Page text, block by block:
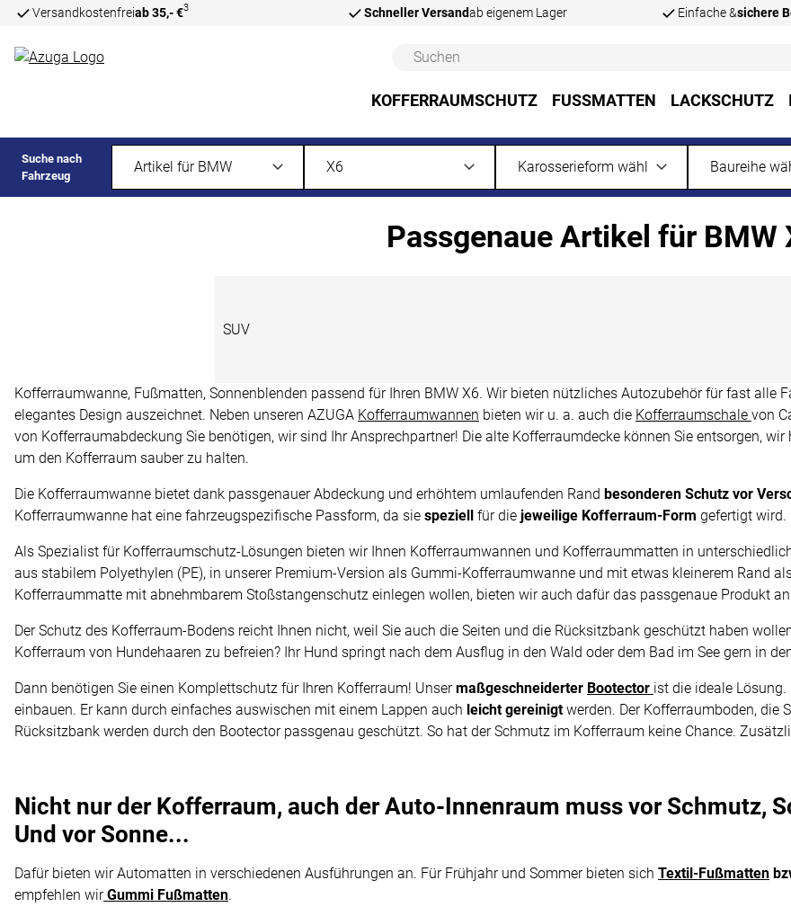
Versandkostenfreiab 35,- €3 Schneller Versandab eigenem Lager Einfache &sichere
KOFFERRAUMSCHUTZ FUSSMATTEN LACKSCHUTZ
Suche nach
Fahrzeug
Passgenaue Artikel für BMW
SUV
Kofferraumwanne, Fußmatten, Sonnenblenden passend für Ihren BMW X6. Wir bieten nützliches Autozubehör für fast alle
elegantes Design auszeichnet. Neben unseren AZUGA Kofferraumwannen bieten wir u. a. auch die Kofferraumschale von
von Kofferraumabdeckung Sie benötigen, wir sind Ihr Ansprechpartner! Die alte Kofferraumdecke können Sie entsorgen,
um den Kofferraum sauber zu halten.
Die Kofferraumwanne bietet dank passgenauer Abdeckung und erhöhtem umlaufenden Rand besonderen Schutz vor
Kofferraumwanne hat eine fahrzeugspezifische Passform, da sie speziell für die jeweilige Kofferraum-Form gefertigt wird.
Als Spezialist für Kofferraumschutz-Lösungen bieten wir Ihnen Kofferraumwannen und Kofferraummatten in
aus stabilem Polyethylen (PE), in unserer Premium-Version als Gummi-Kofferraumwanne und mit etwas kleinerem Rand
Kofferraummatte mit abnehmbarem Stoßstangenschutz einlegen wollen, bieten wir auch dafür das passgenaue Produkt
Der Schutz des Kofferraum-Bodens reicht Ihnen nicht, weil Sie auch die Seiten und die Rücksitzbank geschützt haben
Kofferraum von Hundehaaren zu befreien? Ihr Hund springt nach dem Ausflug in den Wald oder dem Bad im See gern in
Dann benötigen Sie einen Komplettschutz für Ihren Kofferraum! Unsermaßgeschneiderter Bootector ist die ideale
einbauen. Er kann durch einfaches auswischen mit einem Lappen auch leicht gereinigtwerden. Der Kofferraumboden, die
Rücksitzbank werden durch den Bootector passgenau geschützt. So hat der Schmutz im Kofferraum keine Chance.
Nicht nur der Kofferraum, auch der Auto-Innenraum muss vor Schmutz,
Und vor Sonne...
Dafür bieten wir Automatten in verschiedenen Ausführungen an. Für Frühjahr und Sommer bieten sich Textil-Fußmatten
empfehlen wir Gummi Fußmatten.